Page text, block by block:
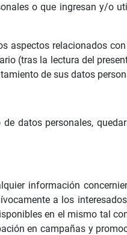
o que ingresan y/o
aspectos relacionados
(tras la lectura del
de sus datos
datos personales,
información
a los
en el mismo tal
en campañas y